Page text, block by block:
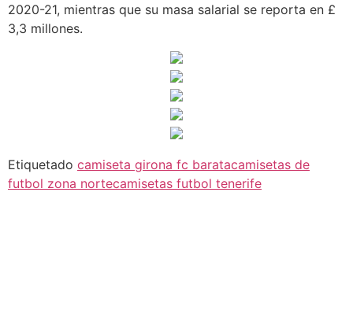
2020-21, mientras que su masa salarial se reporta en £
3,3 millones.
Etiquetado camiseta girona fc baratacamisetas de
futbol zona nortecamisetas futbol tenerife